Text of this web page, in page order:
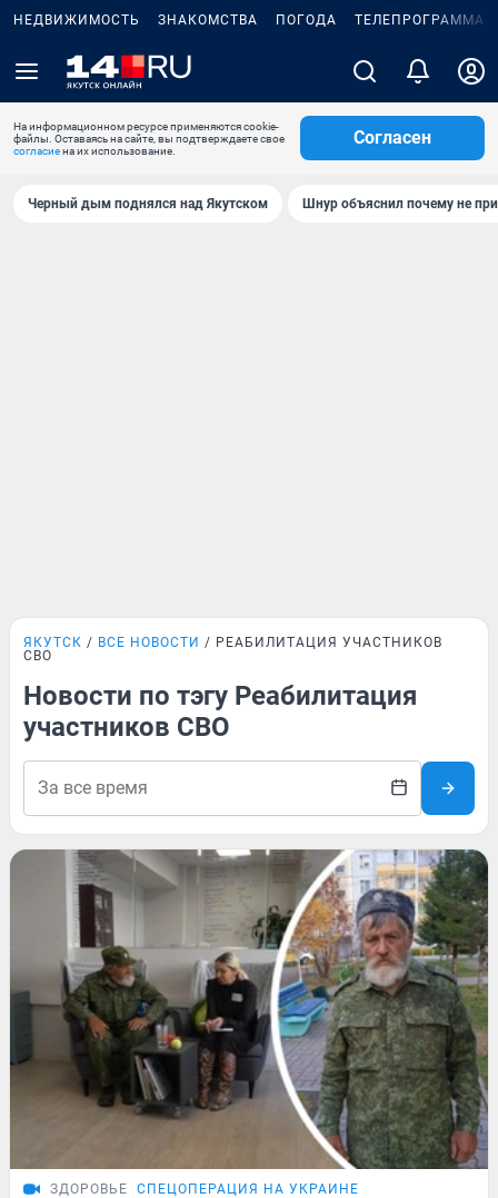
НЕДВИЖИМОСТЬ ЗНАКОМСТВА ПОГОДА ТЕЛЕПРОГРАММА
На информационном ресурсе применяются cookie-
файлы. Оставаясь на сайте, вы подтверждаете свое
согласиена их использование.
Согласен
Черный дым поднялся над Якутском Шнур объяснил почему не
ЯКУТСК ВСЕ НОВОСТИ
РЕАБИЛИТАЦИЯ УЧАСТНИКОВ
СВО
Новости по тэгу Реабилитация
участников СВО
ЗДОРОВЬЕ СПЕЦОПЕРАЦИЯ НА УКРАИНЕ